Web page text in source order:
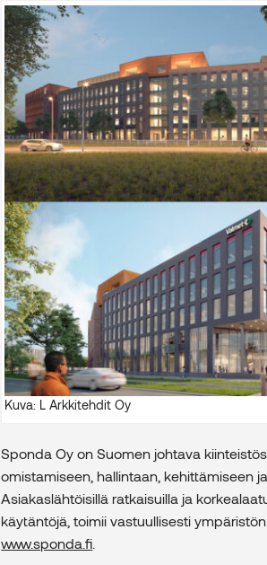
Kuva: L Arkkitehdit Oy
Sponda Oy on Suomen johtava
omistamiseen, hallintaan, kehittämiseen
Asiakaslähtöisillä ratkaisuilla ja
käytäntöjä, toimii vastuullisesti
www.sponda.fi